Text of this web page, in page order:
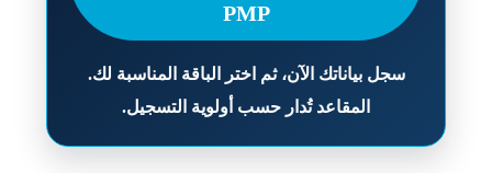
PMP
سجل بياناتك الآن، ثم اختر الباقة المناسبة لك.
المقاعد تُدار حسب أولوية التسجيل.